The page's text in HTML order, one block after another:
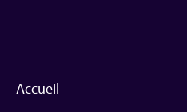
Accueil